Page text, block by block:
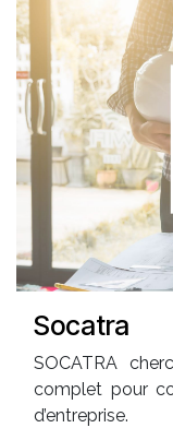
Socatra
SOCATRA
complet pour
d’entreprise.